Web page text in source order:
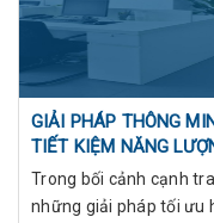
GIẢI PHÁP THÔNG
TIẾT KIỆM NĂNG
Trong bối cảnh cạnh
những giải pháp tối ưu